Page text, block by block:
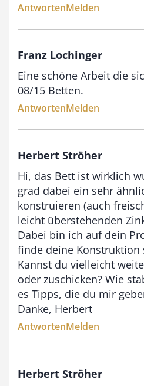
,
AntwortenMelden
Franz Lochinger
Eine schöne Arbeit die
08/15 Betten.
AntwortenMelden
Herbert Ströher
Hi, das Bett ist wirklich
grad dabei ein sehr
konstruieren (auch
leicht überstehenden
Dabei bin ich auf dein
finde deine
Kannst du vielleicht
oder zuschicken? Wie
es Tipps, die du mir
Danke, Herbert
AntwortenMelden
Herbert Ströher